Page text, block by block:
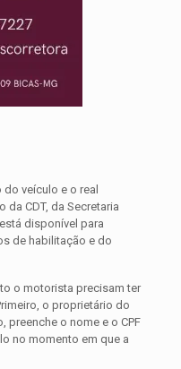
veículo e o real
CDT, da Secretaria
disponível para
de habilitação e do
o motorista precisam ter
o proprietário do
preenche o nome e o CPF
no momento em que a